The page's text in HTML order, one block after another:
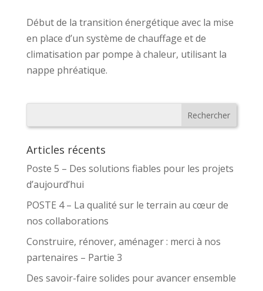
Début de la transition énergétique avec la mise
en place d’un système de chauffage et de
climatisation par pompe à chaleur, utilisant la
nappe phréatique.
Articles récents
Poste 5 – Des solutions fiables pour les projets
d’aujourd’hui
POSTE 4 – La qualité sur le terrain au cœur de
nos collaborations
Construire, rénover, aménager : merci à nos
partenaires – Partie 3
Des savoir-faire solides pour avancer ensemble